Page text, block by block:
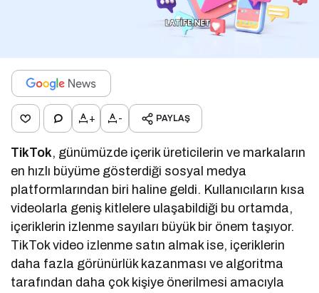
+ - PAYLAŞ
TikTok, günümüzde içerik üreticilerin ve markaların
en hızlı büyüme gösterdiği sosyal medya
platformlarından biri haline geldi. Kullanıcıların kısa
videolarla geniş kitlelere ulaşabildiği bu ortamda,
içeriklerin izlenme sayıları büyük bir önem taşıyor.
TikTok video izlenme satın almak ise, içeriklerin
daha fazla görünürlük kazanması ve algoritma
tarafından daha çok kişiye önerilmesi amacıyla